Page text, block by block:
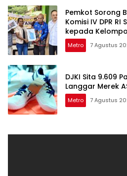
Pemkot Sorong
Komisi IV DPR
kepada
Metro 7 Agustus
DJKI Sita 9.609
Langgar Merek
Metro 7 Agustus